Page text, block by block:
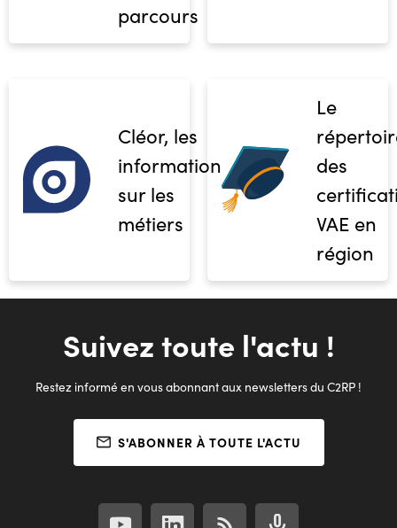
parcours
Cléor, les
informations
sur les
métiers
Le
des
VAE en
région
Suivez toute l'actu !
Restez informé en vous abonnant aux newsletters du C2RP !
S'ABONNER À TOUTE L'ACTU